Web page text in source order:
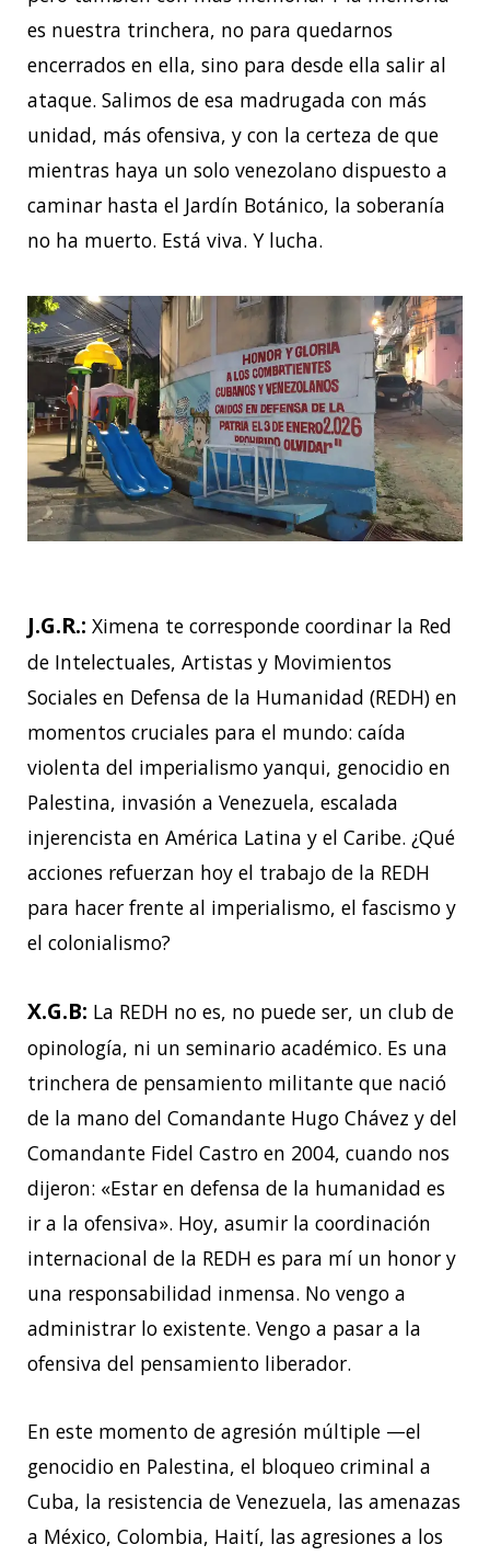
es nuestra trinchera, no para quedarnos
encerrados en ella, sino para desde ella salir al
ataque. Salimos de esa madrugada con más
unidad, más ofensiva, y con la certeza de que
mientras haya un solo venezolano dispuesto a
caminar hasta el Jardín Botánico, la soberanía
no ha muerto. Está viva. Y lucha.
J.G.R.: Ximena te corresponde coordinar la Red
de Intelectuales, Artistas y Movimientos
Sociales en Defensa de la Humanidad (REDH) en
momentos cruciales para el mundo: caída
violenta del imperialismo yanqui, genocidio en
Palestina, invasión a Venezuela, escalada
injerencista en América Latina y el Caribe. ¿Qué
acciones refuerzan hoy el trabajo de la REDH
para hacer frente al imperialismo, el fascismo y
el colonialismo?
X.G.B: La REDH no es, no puede ser, un club de
opinología, ni un seminario académico. Es una
trinchera de pensamiento militante que nació
de la mano del Comandante Hugo Chávez y del
Comandante Fidel Castro en 2004, cuando nos
dijeron: «Estar en defensa de la humanidad es
ir a la ofensiva». Hoy, asumir la coordinación
internacional de la REDH es para mí un honor y
una responsabilidad inmensa. No vengo a
administrar lo existente. Vengo a pasar a la
ofensiva del pensamiento liberador.
En este momento de agresión múltiple —el
genocidio en Palestina, el bloqueo criminal a
Cuba, la resistencia de Venezuela, las amenazas
a México, Colombia, Haití, las agresiones a los